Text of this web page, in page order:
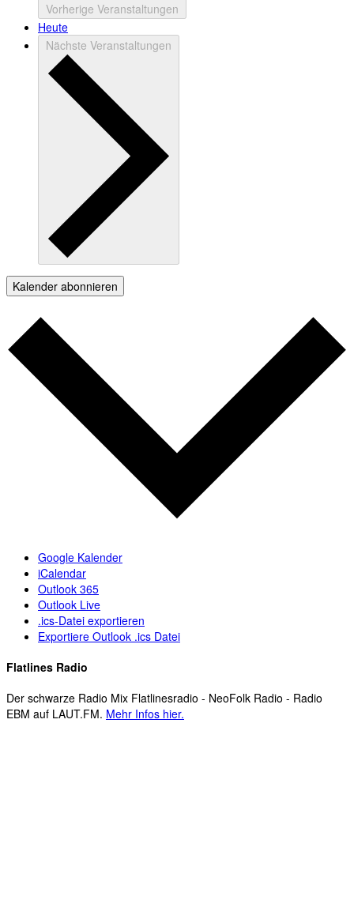
Vorherige Veranstaltungen
Heute
Nächste Veranstaltungen
Kalender abonnieren
Google Kalender
iCalendar
Outlook 365
Outlook Live
.ics-Datei exportieren
Exportiere Outlook .ics Datei
Flatlines Radio
Der schwarze Radio Mix Flatlinesradio - NeoFolk Radio - Radio
EBM auf LAUT.FM. Mehr Infos hier.